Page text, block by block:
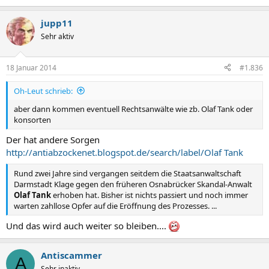
jupp11
Sehr aktiv
18 Januar 2014 #1.836
Oh-Leut schrieb:
aber dann kommen eventuell Rechtsanwälte wie zb. Olaf Tank oder
konsorten
Der hat andere Sorgen
http://antiabzockenet.blogspot.de/search/label/Olaf Tank
Rund zwei Jahre sind vergangen seitdem die Staatsanwaltschaft
Darmstadt Klage gegen den früheren Osnabrücker Skandal-Anwalt
Olaf Tankerhoben hat. Bisher ist nichts passiert und noch immer
warten zahllose Opfer auf die Eröffnung des Prozesses. ...
Und das wird auch weiter so bleiben....
A Antiscammer